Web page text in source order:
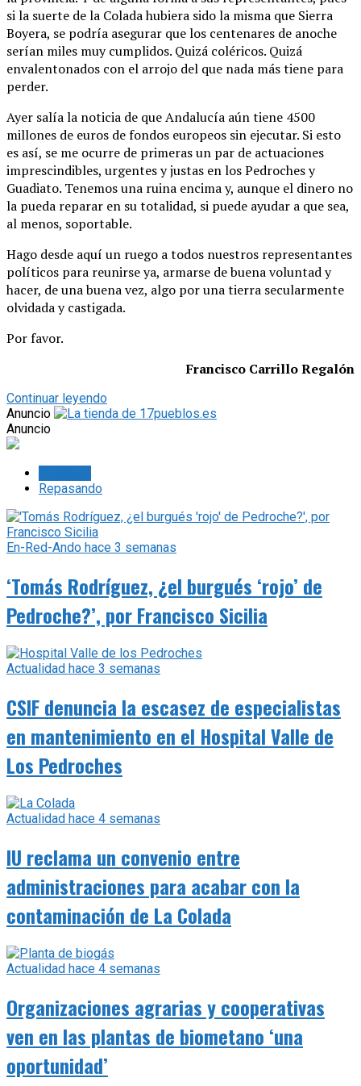
si la suerte de la Colada hubiera sido la misma que Sierra
Boyera, se podría asegurar que los centenares de anoche
serían miles muy cumplidos. Quizá coléricos. Quizá
envalentonados con el arrojo del que nada más tiene para
perder.
Ayer salía la noticia de que Andalucía aún tiene 4500
millones de euros de fondos europeos sin ejecutar. Si esto
es así, se me ocurre de primeras un par de actuaciones
imprescindibles, urgentes y justas en los Pedroches y
Guadiato. Tenemos una ruina encima y, aunque el dinero no
la pueda reparar en su totalidad, si puede ayudar a que sea,
al menos, soportable.
Hago desde aquí un ruego a todos nuestros representantes
políticos para reunirse ya, armarse de buena voluntad y
hacer, de una buena vez, algo por una tierra secularmente
olvidada y castigada.
Por favor.
Francisco Carrillo Regalón
Continuar leyendo
Anuncio
Anuncio
Repasando
En-Red-Ando hace 3 semanas
‘Tomás Rodríguez, ¿el burgués ‘rojo’ de
Pedroche?’, por Francisco Sicilia
Actualidad hace 3 semanas
CSIF denuncia la escasez de especialistas
en mantenimiento en el Hospital Valle de
Los Pedroches
Actualidad hace 4 semanas
IU reclama un convenio entre
administraciones para acabar con la
contaminación de La Colada
Actualidad hace 4 semanas
Organizaciones agrarias y cooperativas
ven en las plantas de biometano ‘una
oportunidad’